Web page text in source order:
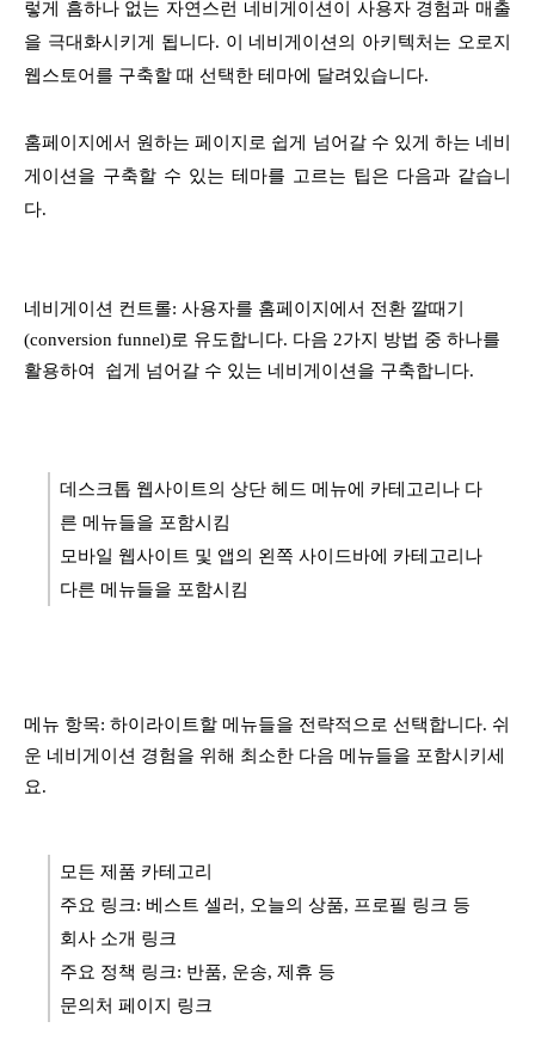
렇게 흠하나 없는 자연스런 네비게이션이 사용자 경험과 매출
을 극대화시키게 됩니다. 이 네비게이션의 아키텍처는 오로지
웹스토어를 구축할 때 선택한 테마에 달려있습니다.
홈페이지에서 원하는 페이지로 쉽게 넘어갈 수 있게 하는 네비
게이션을 구축할 수 있는 테마를 고르는 팁은 다음과 같습니
다.
네비게이션 컨트롤: 사용자를 홈페이지에서 전환 깔때기
(conversion funnel)로 유도합니다. 다음 2가지 방법 중 하나를
활용하여 쉽게 넘어갈 수 있는 네비게이션을 구축합니다.
데스크톱 웹사이트의 상단 헤드 메뉴에 카테고리나 다
른 메뉴들을 포함시킴
모바일 웹사이트 및 앱의 왼쪽 사이드바에 카테고리나
다른 메뉴들을 포함시킴
메뉴 항목: 하이라이트할 메뉴들을 전략적으로 선택합니다. 쉬
운 네비게이션 경험을 위해 최소한 다음 메뉴들을 포함시키세
요.
모든 제품 카테고리
주요 링크: 베스트 셀러, 오늘의 상품, 프로필 링크 등
회사 소개 링크
주요 정책 링크: 반품, 운송, 제휴 등
문의처 페이지 링크